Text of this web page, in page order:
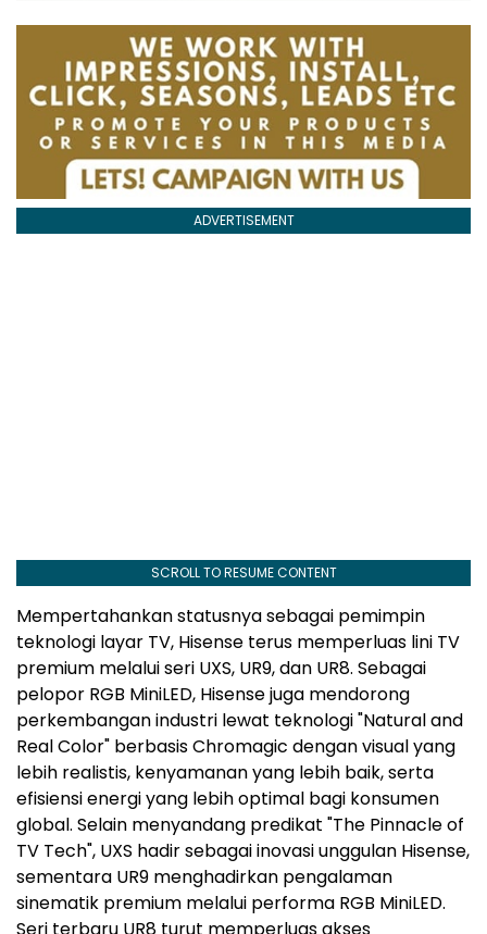
ADVERTISEMENT
SCROLL TO RESUME CONTENT
Mempertahankan statusnya sebagai pemimpin
teknologi layar TV, Hisense terus memperluas lini TV
premium melalui seri UXS, UR9, dan UR8. Sebagai
pelopor RGB MiniLED, Hisense juga mendorong
perkembangan industri lewat teknologi "Natural and
Real Color" berbasis Chromagic dengan visual yang
lebih realistis, kenyamanan yang lebih baik, serta
efisiensi energi yang lebih optimal bagi konsumen
global. Selain menyandang predikat "The Pinnacle of
TV Tech", UXS hadir sebagai inovasi unggulan Hisense,
sementara UR9 menghadirkan pengalaman
sinematik premium melalui performa RGB MiniLED.